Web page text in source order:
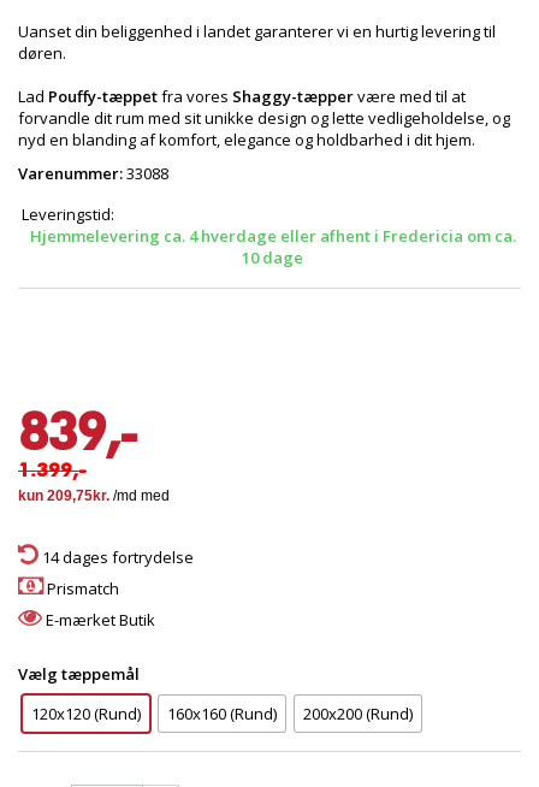
Uanset din beliggenhed i landet garanterer vi en hurtig levering til
døren.
Lad Pouffy-tæppetfra vores Shaggy-tæppervære med til at
forvandle dit rum med sit unikke design og lette vedligeholdelse, og
nyd en blanding af komfort, elegance og holdbarhed i dit hjem.
Varenummer:33088
Leveringstid:
Hjemmelevering ca. 4 hverdage eller afhent i Fredericia om ca.
10 dage
839,-
1.399,-
14 dages fortrydelse
Prismatch
E-mærket Butik
Vælg tæppemål
120x120 (Rund)
160x160 (Rund) 200x200 (Rund)